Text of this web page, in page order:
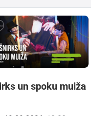
un spoku muiža